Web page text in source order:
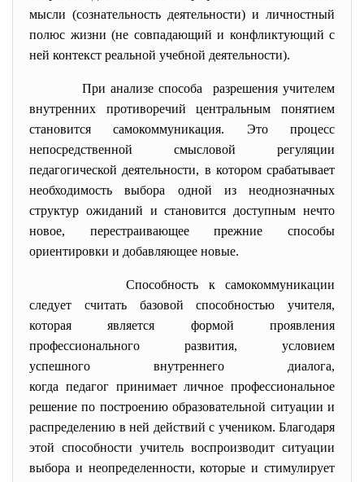
мысли (сознательность деятельности) и личностный
полюс жизни (не совпадающий и конфликтующий с
ней контекст реальной учебной деятельности).
При анализе способа разрешения учителем
внутренних противоречий центральным понятием
становится самокоммуникация. Это процесс
непосредственной смысловой регуляции
педагогической деятельности, в котором срабатывает
необходимость выбора одной из неоднозначных
структур ожиданий и становится доступным нечто
новое, перестраивающее прежние способы
ориентировки и добавляющее новые.
Способность к самокоммуникации
следует считать базовойспособностью учителя,
которая является формой проявления
профессионального развития, условием
успешного внутреннего диалога,
когда педагог принимает личное профессиональное
решение по построению образовательной ситуации и
распределению в ней действий с учеником. Благодаря
этой способности учитель воспроизводит ситуации
выбора и неопределенности, которые и стимулирует